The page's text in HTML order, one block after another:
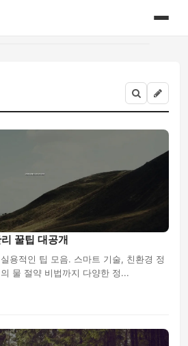
꿀팁 대공개
용적인 팁 모음. 스마트 기술, 친환경 정
물 절약 비법까지 다양한 정...